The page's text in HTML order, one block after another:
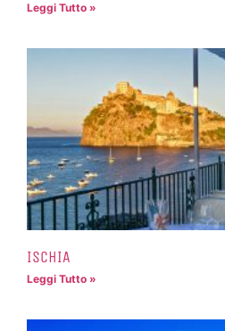
Leggi Tutto »
ISCHIA
Leggi Tutto »